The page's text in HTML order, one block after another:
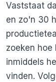
Vaststaat
en zo'n 30
zoeken hoe
inmiddels
vinden.